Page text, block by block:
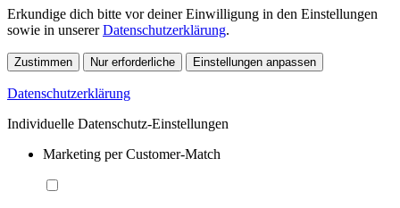
Erkundige dich bitte vor deiner Einwilligung in den Einstellungen
sowie in unsererDatenschutzerklärung.
Zustimmen Nur erforderliche Einstellungen anpassen
Datenschutzerklärung
Individuelle Datenschutz-Einstellungen
Marketing per Customer-Match